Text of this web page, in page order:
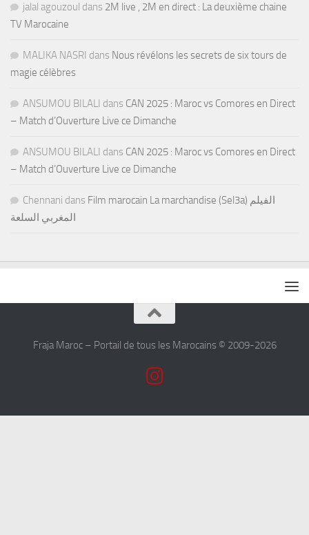
jalal agouzoul dans 2M live , 2M en direct : La deuxième chaine
TV Marocaine
MALIKA NASRI dans Nous révélons les secrets de six tours de
magie célèbres
ANSUMOU BILALI dans CAN 2025 : Maroc vs Comores en Direct
– Match d’Ouverture Live ce Dimanche
ANSUMOU BILALI dans CAN 2025 : Maroc vs Comores en Direct
– Match d’Ouverture Live ce Dimanche
Chennani dans Film marocain La marchandise (Sel3a) الفيلم
المغربي السلعة
Fraja Maroc – Portail de tous les Marocains © 2009-2026